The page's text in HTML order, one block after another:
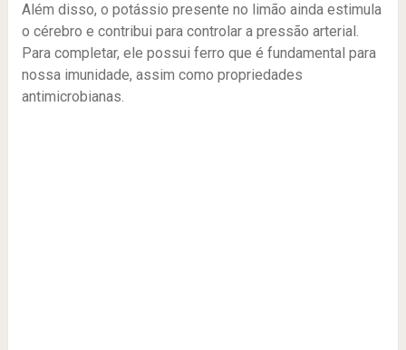
Além disso, o potássio presente no limão ainda estimula
o cérebro e contribui para controlar a pressão arterial.
Para completar, ele possui ferro que é fundamental para
nossa imunidade, assim como propriedades
antimicrobianas.